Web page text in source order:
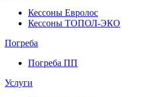
Кессоны Евролос
Кессоны ТОПОЛ-ЭКО
Погребa
Погреба ПП
Услуги